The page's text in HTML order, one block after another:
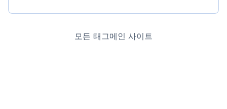
모든 태그메인 사이트